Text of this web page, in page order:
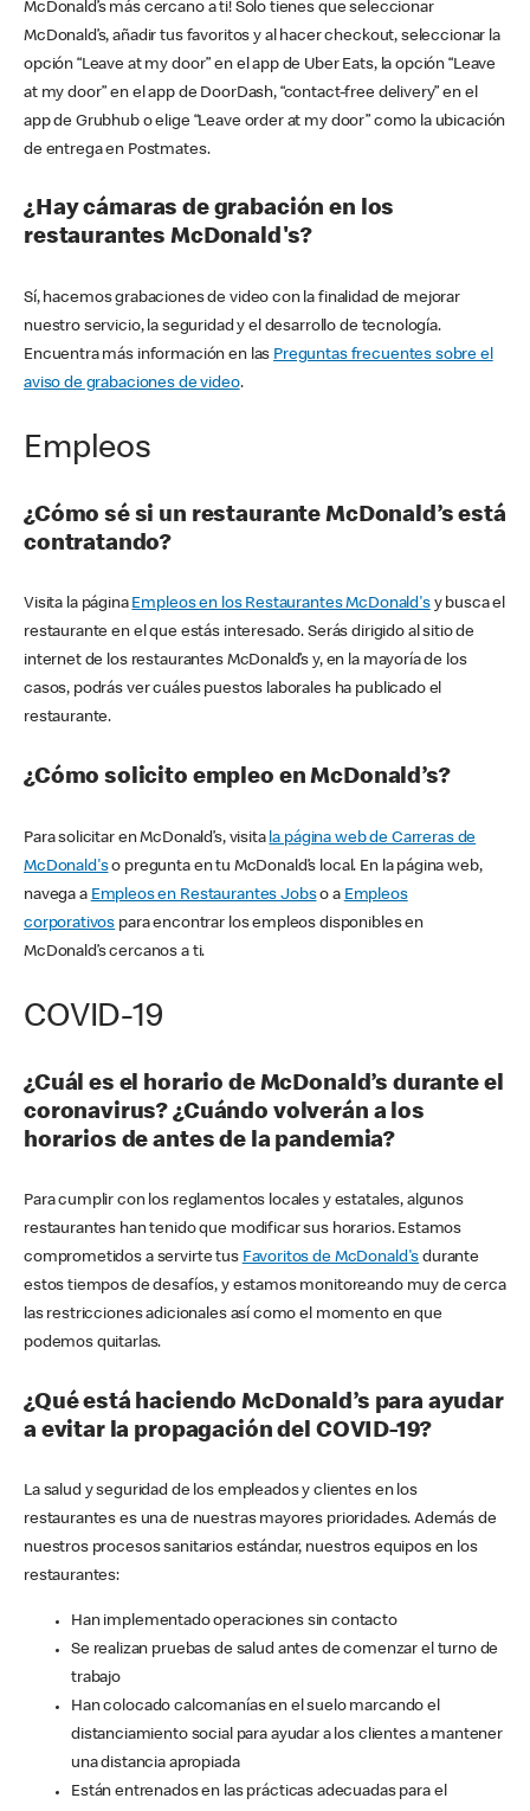
McDonald’s más cercano a ti! Solo tienes que seleccionar
McDonald’s, añadir tus favoritos y al hacer checkout, seleccionar la
opción “Leave at my door” en el app de Uber Eats, la opción “Leave
at my door” en el app de DoorDash, “contact-free delivery” en el
app de Grubhub o elige “Leave order at my door” como la ubicación
de entrega en Postmates.
¿Hay cámaras de grabación en los
restaurantes McDonald's?
Sí, hacemos grabaciones de video con la finalidad de mejorar
nuestro servicio, la seguridad y el desarrollo de tecnología.
Encuentra más información en las Preguntas frecuentes sobre el
aviso de grabaciones de video.
Empleos
¿Cómo sé si un restaurante McDonald’s está
contratando?
Visita la página Empleos en los Restaurantes McDonald'sy busca el
restaurante en el que estás interesado. Serás dirigido al sitio de
internet de los restaurantes McDonald’s y, en la mayoría de los
casos, podrás ver cuáles puestos laborales ha publicado el
restaurante.
¿Cómo solicito empleo en McDonald’s?
Para solicitar en McDonald’s, visita la página web de Carreras de
McDonald'so pregunta en tu McDonald’s local. En la página web,
navega a Empleos en Restaurantes Jobso a Empleos
corporativos para encontrar los empleos disponibles en
McDonald’s cercanos a ti.
COVID-19
¿Cuál es el horario de McDonald’s durante el
coronavirus? ¿Cuándo volverán a los
horarios de antes de la pandemia?
Para cumplir con los reglamentos locales y estatales, algunos
restaurantes han tenido que modificar sus horarios. Estamos
comprometidos a servirte tus Favoritos de McDonald's durante
estos tiempos de desafíos, y estamos monitoreando muy de cerca
las restricciones adicionales así como el momento en que
podemos quitarlas.
¿Qué está haciendo McDonald’s para ayudar
a evitar la propagación del COVID-19?
La salud y seguridad de los empleados y clientes en los
restaurantes es una de nuestras mayores prioridades. Además de
nuestros procesos sanitarios estándar, nuestros equipos en los
restaurantes:
Han implementado operaciones sin contacto
Se realizan pruebas de salud antes de comenzar el turno de
trabajo
Han colocado calcomanías en el suelo marcando el
distanciamiento social para ayudar a los clientes a mantener
una distancia apropiada
Están entrenados en las prácticas adecuadas para el